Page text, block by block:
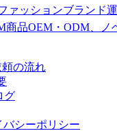
ァッションブランド
商品OEM・ODM、ノ
頼の流れ
グ
バシーポリシー